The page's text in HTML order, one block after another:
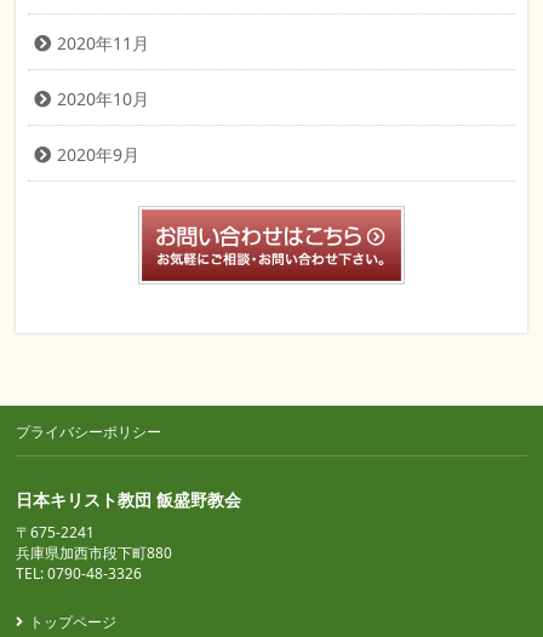
2020年11月
2020年10月
2020年9月
プライバシーポリシー
日本キリスト教団 飯盛野教会
〒675-2241
兵庫県加西市段下町880
TEL: 0790-48-3326
トップページ